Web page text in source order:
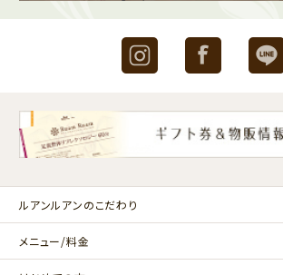
Instagram
ルアンルアンのこだわり
メニュー/料金